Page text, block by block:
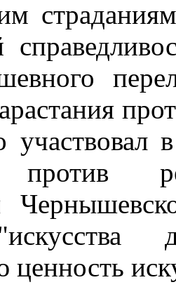
участвовал
ценность